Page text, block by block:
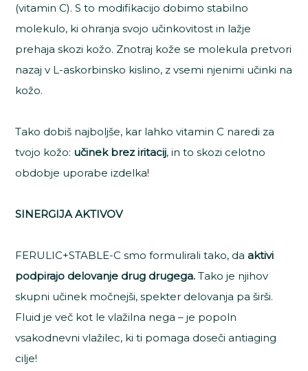
(vitamin C). S to modifikacijo dobimo stabilno
molekulo, ki ohranja svojo učinkovitost in lažje
prehaja skozi kožo. Znotraj kože se molekula pretvori
nazaj v L-askorbinsko kislino, z vsemi njenimi učinki na
kožo.
Tako dobiš najboljše, kar lahko vitamin C naredi za
tvojo kožo: učinek brez iritacij, in to skozi celotno
obdobje uporabe izdelka!
SINERGIJA AKTIVOV
FERULIC+STABLE-C smo formulirali tako, da aktivi
podpirajo delovanje drug drugega. Tako je njihov
skupni učinek močnejši, spekter delovanja pa širši.
Fluid je več kot le vlažilna nega – je popoln
vsakodnevni vlažilec, ki ti pomaga doseči antiaging
cilje!